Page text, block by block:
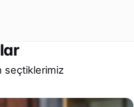
seçtiklerimiz